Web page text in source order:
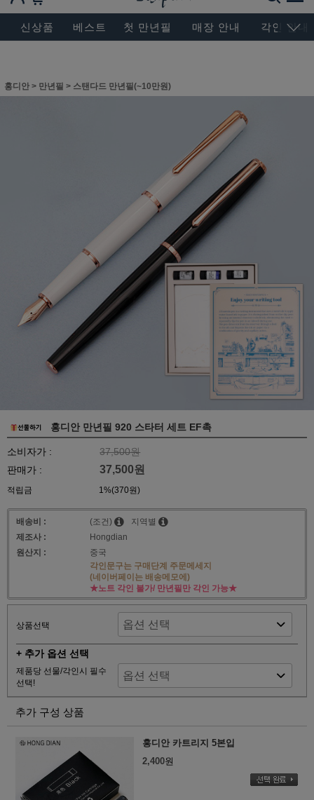
BESEN MASTERPIECE, SINCE 2004
신상품 베스트 첫 만년필 매장 안내 각인 안내
홍디안 > 만년필 > 스탠다드 만년필(~10만원)
홍디안 만년필 920 스타터 세트 EF촉
소비자가 :
37,500원
판매가 :
37,500원
적립금 1%(370원)
배송비 : (조건)
지역별
제조사 :
Hongdian
원산지 :
중국
각인문구는 구매단계 주문메세지
(네이버페이는 배송메모에)
★노트 각인 불가/ 만년필만 각인 가능★
상품선택
+ 추가 옵션 선택
제품당 선물/각인시 필수
선택!
추가 구성 상품
홍디안 카트리지 5본입
2,400원